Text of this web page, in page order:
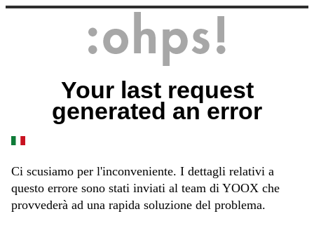
Your last request
generated an error
Ci scusiamo per l'inconveniente. I dettagli relativi a
questo errore sono stati inviati al team di YOOX che
provvederà ad una rapida soluzione del problema.